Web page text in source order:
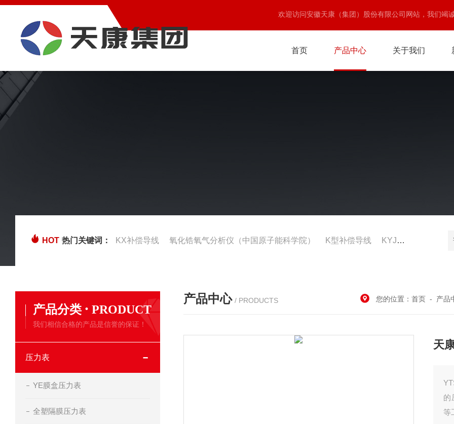
欢迎访问安徽天康（集团）股份有限公司网站，我们竭
首页 产品中心 关于我们
HOT 热门关键词： KX补偿导线 氧化锆氧气分析仪（中国原子能科学院） K型补偿导线 KYJV22控制电缆供应
产品分类 · PRODUCT
我们相信合格的产品是信誉的保证！
压力表
YE膜盒压力表
全塑隔膜压力表
产品中心 / PRODUCTS 您的位置： 首页 - 产品
天
的
等